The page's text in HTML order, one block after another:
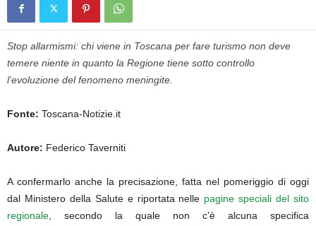
Stop allarmismi: chi viene in Toscana per fare turismo non deve
temere niente in quanto la Regione tiene sotto controllo
l’evoluzione del fenomeno meningite.
Fonte: Toscana-Notizie.it
Autore: Federico Taverniti
A confermarlo anche la precisazione, fatta nel pomeriggio di oggi
dal Ministero della Salute e riportata nelle pagine speciali del sito
regionale , secondo la quale non c’è alcuna specifica